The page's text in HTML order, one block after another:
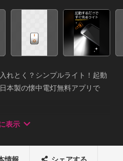
れとく？シンプルライト！起動
本製の懐中電灯無料アプリで
表示